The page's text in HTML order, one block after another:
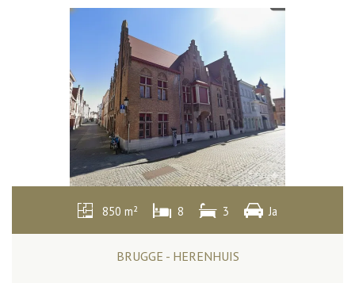
850 m² 8 3 Ja
BRUGGE - HERENHUIS